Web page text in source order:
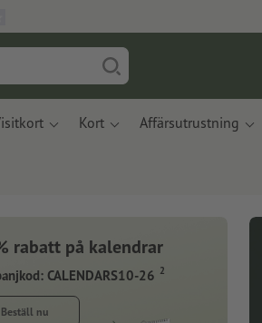
Kort Affärsutrustning
rabatt på kalendrar
CALENDARS10-26 2
Beställ nu